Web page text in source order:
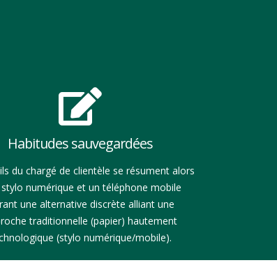
Habitudes sauvegardées
du chargé de clientèle se résument alors
numérique et un téléphone mobile
une alternative discrète alliant une
traditionnelle (papier) hautement
(stylo numérique/mobile).